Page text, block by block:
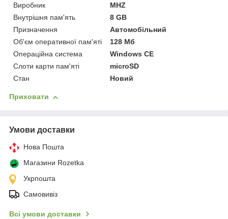
Виробник
MHZ
Внутрішня пам'ять
8 GB
Призначення
Автомобільний
Об'єм оперативної пам'яті
128 Мб
Операційна система
Windows CE
Слоти карти пам'яті
microSD
Стан
Новий
Приховати
Умови доставки
Нова Пошта
Магазини Rozetka
Укрпошта
Самовивіз
Всі умови доставки